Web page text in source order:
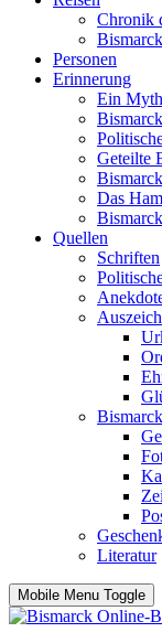
Chronik
Personen
Erinnerung
Ein
Geteilte
Das
Quellen
Schriften
Literatur
Mobile Menu Toggle